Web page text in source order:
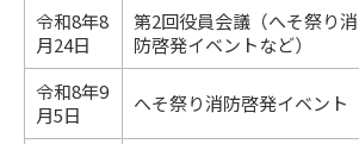
令和8年8
月24日
第2回役員会議（へそ祭り消
防啓発イベントなど）
令和8年9
月5日
へそ祭り消防啓発イベント